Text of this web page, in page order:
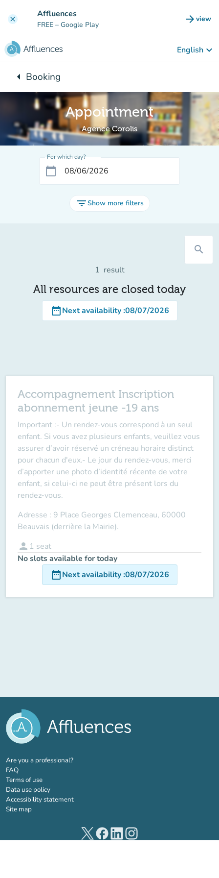
clear Affluences
FREE – Google Play arrow_forward view
(new
English keyboard_arrow_down
arrow_leftBack to:
Booking
Appointment
Agence Corolis
For which day?
calendar_today
filter_listShow more filters
search
1 result
All resources are closed today
date_rangeNext availability:08/07/2026
Accompagnement Inscription
abonnement jeune -19 ans
Important :- Un rendez-vous correspond à un seul
enfant. Si vous avez plusieurs enfants, veuillez vous
assurer d’avoir réservé un créneau horaire distinct
pour chacun d'eux.- Le jour du rendez-vous, merci
d’apporter une photo d’identité récente de votre
enfant, si celui-ci ne peut être présent lors du
rendez-vous.
Adresse : 9 Place Georges Clemenceau, 60000
Beauvais (derrière la Mairie).
person 1 seat
No slots available for today
date_rangeNext availability:08/07/2026
Are you a professional?(new tab)
FAQ
Terms of use
Data use policy
Accessibility statement
Site map
(new tab)(new tab)(new tab)